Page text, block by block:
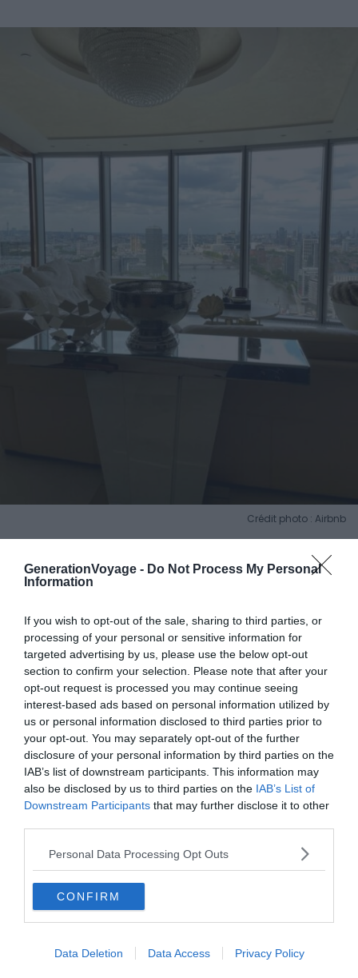
GenerationVoyage - Do Not Process My Personal
Information
If you wish to opt-out of the sale, sharing to third parties, or
processing of your personal or sensitive information for
targeted advertising by us, please use the below opt-out
section to confirm your selection. Please note that after your
opt-out request is processed you may continue seeing
interest-based ads based on personal information utilized by
us or personal information disclosed to third parties prior to
your opt-out. You may separately opt-out of the further
disclosure of your personal information by third parties on the
IAB’s list of downstream participants. This information may
also be disclosed by us to third parties on the IAB’s List of
Downstream Participants that may further disclose it to other
Personal Data Processing Opt Outs
CONFIRM
Data Deletion Data Access Privacy Policy
Crédit photo : Airbnb
📸Photos :Voir les photos
💙On aime :Son confort et ses vues
époustouflantes
Pourquoi nous l’avons sélectionné : En choisissant cet
emplacement, vous vous offrez le spectacle saisissant
de la Tamise qui s’étiremajestueusement sous vos
yeux, bordée par l’imprenableskylinelondonienne. De
jour comme de nuit, lesgrandes baies vitréesencadrent
une scène vivante et lumineuse, promettant un
panorama sans égal sur l’effervescence de Londres.
Pour en savoir plus : Pour une superbe vue sur
Big Ben
depuis un logement Airbnb à Londres, optez pour cet
appartement familial. C’est un
gamme situé en étage élevé. Il peut accueillir jusqu’à
de bain en marbre. Profitez d’une vue panoramique sur le